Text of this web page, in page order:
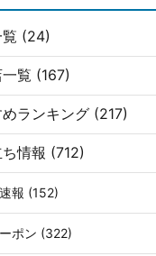
覧 (24)
覧 (167)
ランキング (217)
情報 (712)
報 (152)
ポン (322)